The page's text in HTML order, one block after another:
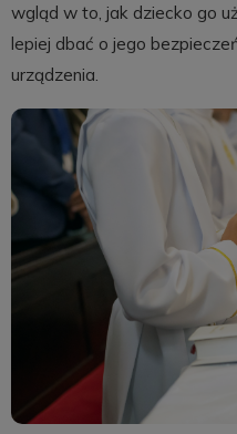
wgląd w to, jak dziecko go
lepiej dbać o jego
urządzenia.